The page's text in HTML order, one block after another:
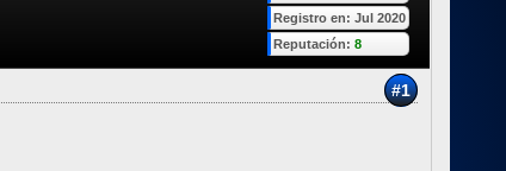
Registro en: Jul 2020
Reputación: 8
#1